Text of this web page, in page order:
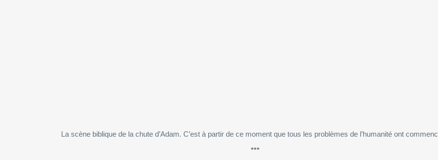
La scène biblique de la chute d’Adam. C’est à partir de ce moment que tous les problèmes de l’humanité ont
***